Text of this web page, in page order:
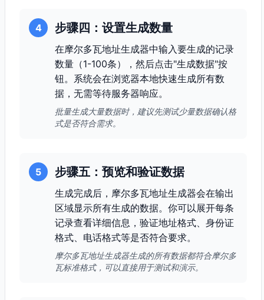
4 步骤四：设置生成数量
在摩尔多瓦地址生成器中输入要生成的记录
数量（1-100条），然后点击"生成数据"按
钮。系统会在浏览器本地快速生成所有数
据，无需等待服务器响应。
批量生成大量数据时，建议先测试少量数据确认格
式是否符合需求。
5 步骤五：预览和验证数据
生成完成后，摩尔多瓦地址生成器会在输出
区域显示所有生成的数据。你可以展开每条
记录查看详细信息，验证地址格式、身份证
格式、电话格式等是否符合要求。
摩尔多瓦地址生成器生成的所有数据都符合摩尔多
瓦标准格式，可以直接用于测试和演示。